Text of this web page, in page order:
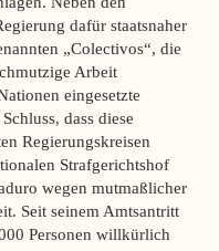
dafür staatsnaher
„Colectivos“, die
Arbeit
eingesetzte
dass diese
Regierungskreisen
Strafgerichtshof
wegen mutmaßlicher
Seit seinem Amtsantritt
Personen willkürlich